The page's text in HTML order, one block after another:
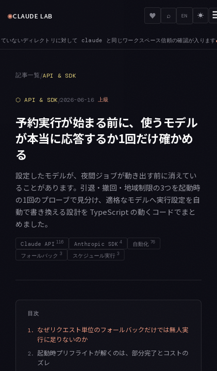
◉CLAUDE LAB ♥ ⌕ EN ☀
と同じワークスペース信頼の確認が入ります●AUTH — 一時的な401をきっかけ
記事一覧/API & SDK
⬡ API & SDK/2026-06-16 上級
予約実行が始まる前に、使うモデル
が本当に応答するか1回だけ確かめ
る
設定したモデルが、夜間ジョブが動き出す前に消えてい
ることがあります。引退・撤回・地域制限の3つを起動時
の1回のプローブで見分け、適格なモデルへ実行設定を自
動で書き換える設計を TypeScript の動くコードでまと
めました。
Claude API 116 Anthropic SDK 4 自動化 76
フォールバック 3 スケジュール実行 3
目次
1.
なぜリクエスト単位のフォールバックだけでは無人実
行に足りないのか
2.
起動時プリフライトが解くのは、部分完了とコストの
ズレ